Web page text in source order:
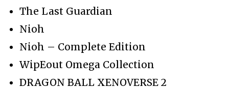
The Last Guardian
Nioh
Nioh – Complete Edition
WipEout Omega Collection
DRAGON BALL XENOVERSE 2